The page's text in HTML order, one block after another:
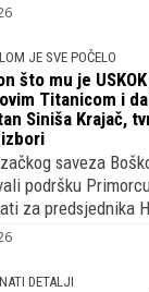
JE SVE POČELO
što mu je
ovim Titanicom i
Siniša Krajač,
saveza
podršku
za predsjednika
DETALJI